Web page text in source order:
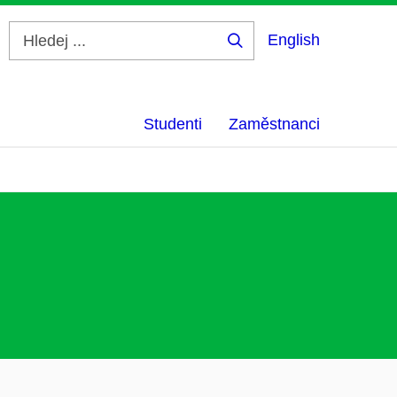
English
Studenti Zaměstnanci